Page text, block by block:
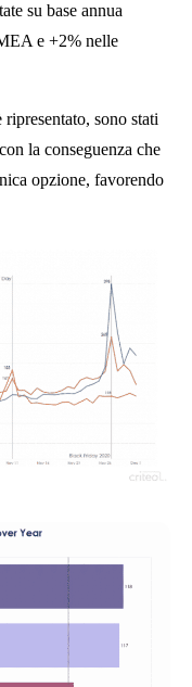
su base annua
e +2% nelle
sono stati
la conseguenza che
opzione, favorendo